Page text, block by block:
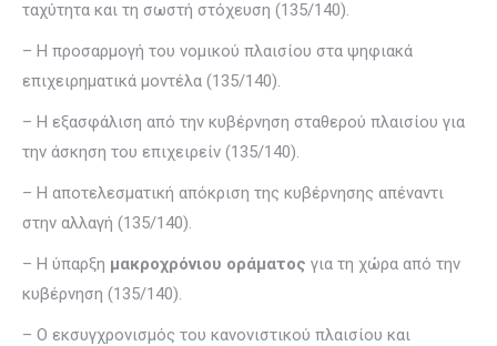
ταχύτητα και τη σωστή στόχευση (135/140).
– Η προσαρμογή του νομικού πλαισίου στα ψηφιακά
επιχειρηματικά μοντέλα (135/140).
– Η εξασφάλιση από την κυβέρνηση σταθερού πλαισίου για
την άσκηση του επιχειρείν (135/140).
– Η αποτελεσματική απόκριση της κυβέρνησης απέναντι
στην αλλαγή (135/140).
– Η ύπαρξη μακροχρόνιου οράματος για τη χώρα από την
κυβέρνηση (135/140).
– Ο εκσυγχρονισμός του κανονιστικού πλαισίου και